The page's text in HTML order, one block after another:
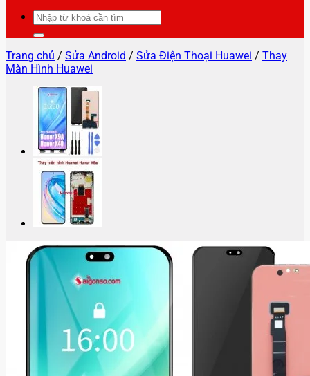
Tìm
kiếm:
Trang chủ / Sửa Android / Sửa Điện Thoại Huawei / Thay
Màn Hình Huawei